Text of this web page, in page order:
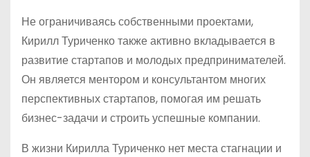
Не ограничиваясь собственными проектами,
Кирилл Туриченко также активно вкладывается в
развитие стартапов и молодых предпринимателей.
Он является ментором и консультантом многих
перспективных стартапов, помогая им решать
бизнес-задачи и строить успешные компании.
В жизни Кирилла Туриченко нет места стагнации и